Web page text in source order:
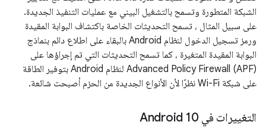
الشبكة المتطورة وتسمح بالتشغيل البيني مع عمليات التنفيذ الجديدة.
على سبيل المثال ، تسمح التحديثات الخاصة باكتشاف البوابة المقيدة
ورمز تسجيل الدخول لنظام Android بالبقاء على اطلاع دائم بنماذج
البوابة المقيدة المتغيرة ، كما تسمح التحديثات التي تم إجراؤها على
Advanced Policy Firewall (APF) لنظام Android بتوفير الطاقة
على شبكة Wi-Fi نظرًا لأن الأنواع الجديدة من الحزم أصبحت شائعة.
التغييرات في Android 10